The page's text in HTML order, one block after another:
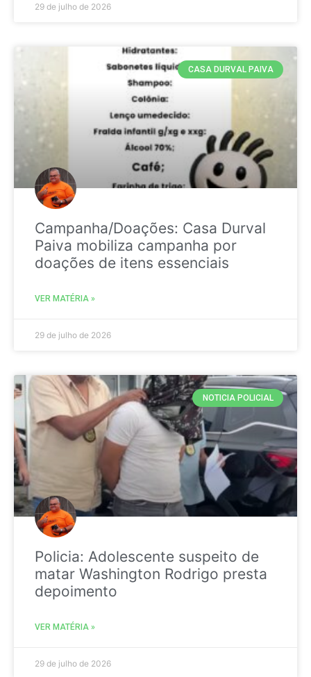
29 de julho de 2026
CASA DURVAL PAIVA
Campanha/Doações: Casa Durval
Paiva mobiliza campanha por
doações de itens essenciais
VER MATÉRIA »
29 de julho de 2026
NOTICIA POLICIAL
Policia: Adolescente suspeito de
matar Washington Rodrigo presta
depoimento
VER MATÉRIA »
29 de julho de 2026